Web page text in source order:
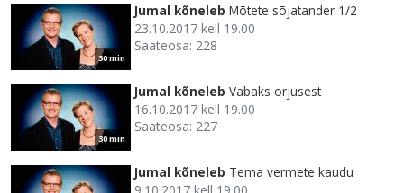
30 min
Jumal kõneleb Mõtete sõjatander 1/2
23.10.2017 kell 19.00
Saateosa: 228
30 min
Jumal kõneleb Vabaks orjusest
16.10.2017 kell 19.00
Saateosa: 227
Jumal kõneleb Tema vermete kaudu